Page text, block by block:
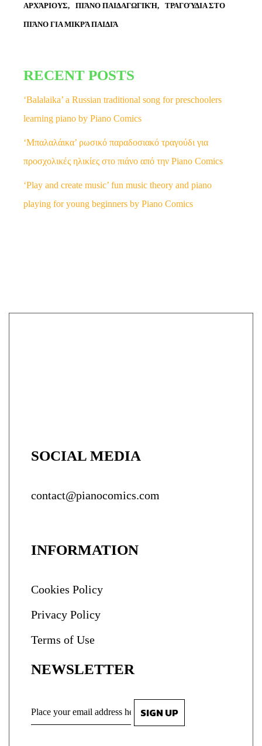
ΑΡΧΆΡΙΟΥΣ ΠΙΆΝΟ ΠΑΙΔΑΓΩΓΙΚΉ ΤΡΑΓΟΎΔΙΑ ΣΤΟ
ΠΙΆΝΟ ΓΙΑ ΜΙΚΡΆ ΠΑΙΔΙΆ
RECENT POSTS
‘Balalaika’ a Russian traditional song for preschoolers
learning piano by Piano Comics
‘Μπαλαλάικα’ ρωσικό παραδοσιακό τραγούδι για
προσχολικές ηλικίες στο πιάνο από την Piano Comics
‘Play and create music’ fun music theory and piano
playing for young beginners by Piano Comics
SOCIAL MEDIA
contact@pianocomics.com
INFORMATION
Cookies Policy
Privacy Policy
Terms of Use
NEWSLETTER